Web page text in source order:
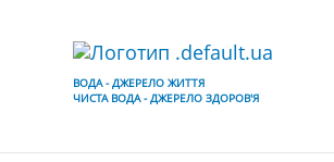
ВОДА - ДЖЕРЕЛО ЖИТТЯ
ЧИСТА ВОДА - ДЖЕРЕЛО ЗДОРОВ'Я